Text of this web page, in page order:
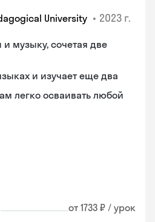
University • 2023 г.
музыку, сочетая две
и изучает еще два
легко осваивать любой
от 1733 ₽ / урок